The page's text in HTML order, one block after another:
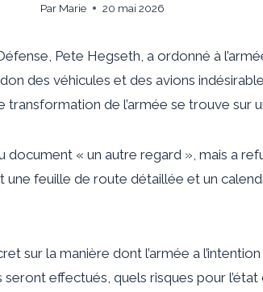
Par Marie 20 mai 2026
Pete Hegseth, a ordonné à
des véhicules et des avions
transformation de l’armée se trouve sur
document « un autre regard », mais a
feuille de route détaillée et un
sur la manière dont l’armée a
effectués, quels risques pour